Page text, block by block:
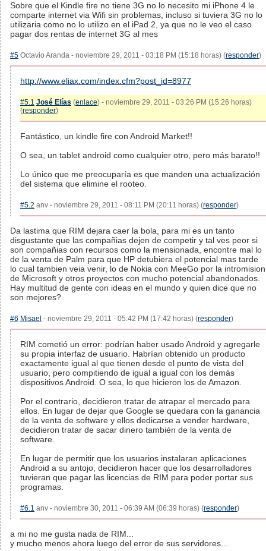
Sobre que el Kindle fire no tiene 3G no lo necesito mi iPhone 4 le
comparte internet via Wifi sin problemas, incluso si tuviera 3G no lo
utilizaria como no lo utilizo en el iPad 2, ya que no le veo el caso
pagar dos rentas de internet 3G al mes
#5 Octavio Aranda - noviembre 29, 2011 - 03:18 PM (15:18 horas) (responder)
http://www.eliax.com/index.cfm?post_id=8977
#5.1 José Elías (enlace) - noviembre 29, 2011 - 03:26 PM (15:26 horas)
(responder)
Fantástico, un kindle fire con Android Market!!
O sea, un tablet android como cualquier otro, pero más barato!!
Lo único que me preocuparía es que manden una actualización
del sistema que elimine el rooteo.
#5.2 anv - noviembre 29, 2011 - 08:11 PM (20:11 horas) (responder)
Da lastima que RIM dejara caer la bola, para mi es un tanto
disgustante que las compañias dejen de competir y tal ves peor si
son compañias con recursos como la mensionada, encontre mal lo
de la venta de Palm para que HP detubiera el potencial mas tarde
lo cual tambien veia venir, lo de Nokia con MeeGo por la intromision
de Microsoft y otros proyectos con mucho potencial abandonados.
Hay multitud de gente con ideas en el mundo y quien dice que no
son mejores?
#6 Misael - noviembre 29, 2011 - 05:42 PM (17:42 horas) (responder)
RIM cometió un error: podrían haber usado Android y agregarle
su propia interfaz de usuario. Habrían obtenido un producto
exactamente igual al que tienen desde el punto de vista del
usuario, pero compitiendo de igual a igual con los demás
dispositivos Android. O sea, lo que hicieron los de Amazon.
Por el contrario, decidieron tratar de atrapar el mercado para
ellos. En lugar de dejar que Google se quedara con la ganancia
de la venta de software y ellos dedicarse a vender hardware,
decidieron tratar de sacar dinero también de la venta de
software.
En lugar de permitir que los usuarios instalaran aplicaciones
Android a su antojo, decidieron hacer que los desarrolladores
tuvieran que pagar las licencias de RIM para poder portar sus
programas.
#6.1 anv - noviembre 30, 2011 - 06:39 AM (06:39 horas) (responder)
a mi no me gusta nada de RIM...
y mucho menos ahora luego del error de sus servidores...